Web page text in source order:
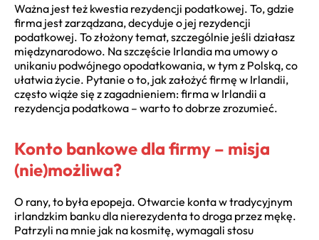
Ważna jest też kwestia rezydencji podatkowej. To, gdzie
firma jest zarządzana, decyduje o jej rezydencji
podatkowej. To złożony temat, szczególnie jeśli działasz
międzynarodowo. Na szczęście Irlandia ma umowy o
unikaniu podwójnego opodatkowania, w tym z Polską, co
ułatwia życie. Pytanie o to, jak założyć firmę w Irlandii,
często wiąże się z zagadnieniem: firma w Irlandii a
rezydencja podatkowa – warto to dobrze zrozumieć.
Konto bankowe dla firmy – misja
(nie)możliwa?
O rany, to była epopeja. Otwarcie konta w tradycyjnym
irlandzkim banku dla nierezydenta to droga przez mękę.
Patrzyli na mnie jak na kosmitę, wymagali stosu